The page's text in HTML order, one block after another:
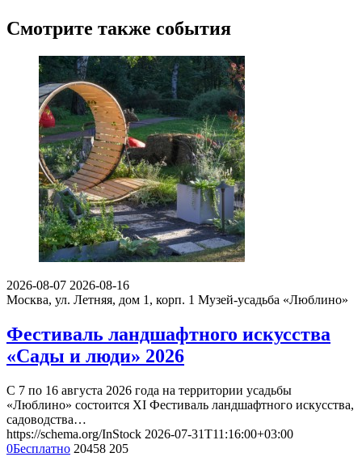
Смотрите также события
2026-08-07 2026-08-16
Москва, ул. Летняя, дом 1, корп. 1 Музей-усадьба «Люблино»
Фестиваль ландшафтного искусства
«Сады и люди» 2026
С 7 по 16 августа 2026 года на территории усадьбы
«Люблино» состоится XI Фестиваль ландшафтного искусства,
садоводства…
https://schema.org/InStock 2026-07-31T11:16:00+03:00
0Бесплатно 20458 205